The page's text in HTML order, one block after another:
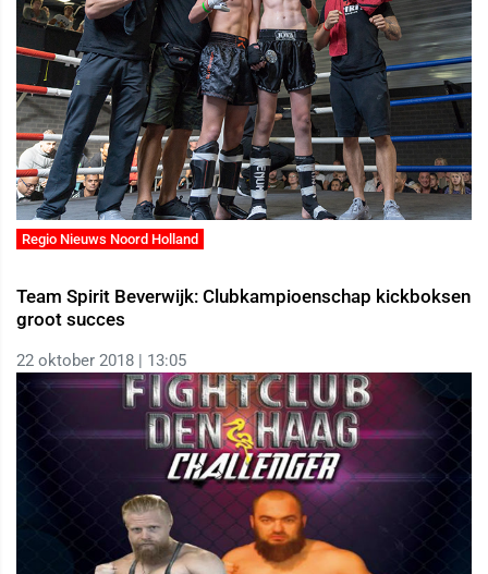
Regio Nieuws Noord Holland
Team Spirit Beverwijk: Clubkampioenschap kickboksen
groot succes
22 oktober 2018 | 13:05